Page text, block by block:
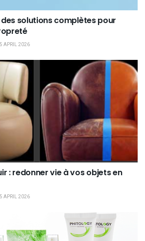
des solutions complètes pour
5 APRIL 2026
: redonner vie à vos objets en
5 APRIL 2026